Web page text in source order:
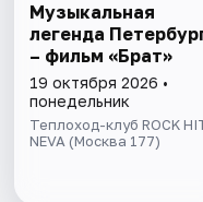
Музыкальная
легенда
– фильм «Брат»
19 октября 2026 •
понедельник
Теплоход-клуб ROCK
NEVA (Москва 177)